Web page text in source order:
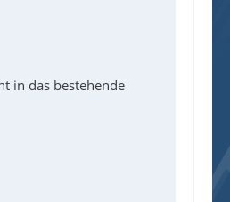
in das bestehende